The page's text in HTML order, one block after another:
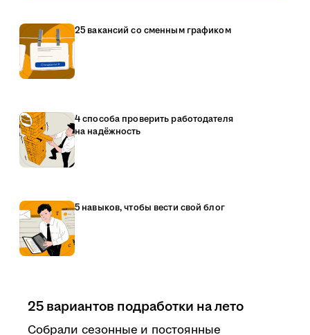
25 вакансий со сменным графиком
4 способа проверить работодателя
на надёжность
5 навыков, чтобы вести свой блог
25 вариантов подработки на лето
Собрали сезонные и постоянные